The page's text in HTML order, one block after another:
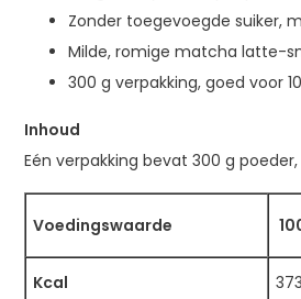
Zonder toegevoegde suiker,
Milde, romige matcha latte-
300 g verpakking, goed voor
Inhoud
Eén verpakking bevat 300 g
Voedingswaarde
Kcal
373